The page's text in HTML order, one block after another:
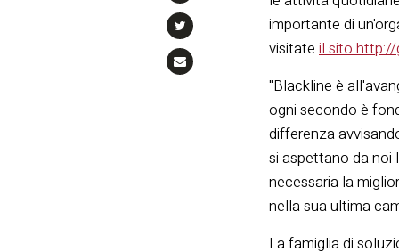
importante di
visitate il sito
"Blackline è
ogni secondo è
differenza
si aspettano da noi
necessaria la
nella sua ultima
La famiglia di